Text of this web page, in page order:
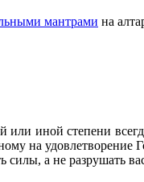
мантрами на
или иной степени
на удовлетворение
силы, а не разрушать